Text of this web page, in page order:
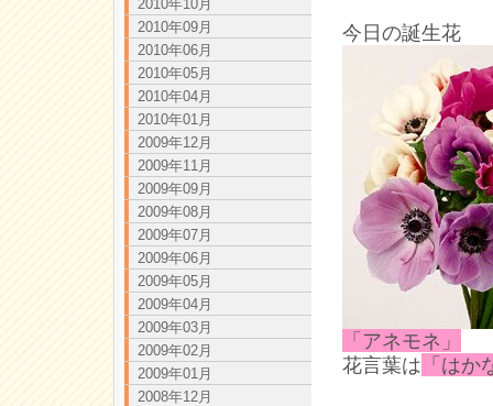
今日の誕生花
「アネモネ」
花言葉は 「はか
2010年10月
2010年09月
2010年06月
2010年05月
2010年04月
2010年01月
2009年12月
2009年11月
2009年09月
2009年08月
2009年07月
2009年06月
2009年05月
2009年04月
2009年03月
2009年02月
2009年01月
2008年12月